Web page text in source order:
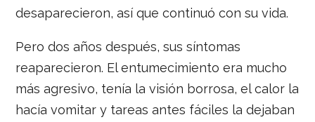
desaparecieron, así que continuó con su vida.
Pero dos años después, sus síntomas
reaparecieron. El entumecimiento era mucho
más agresivo, tenía la visión borrosa, el calor la
hacía vomitar y tareas antes fáciles la dejaban